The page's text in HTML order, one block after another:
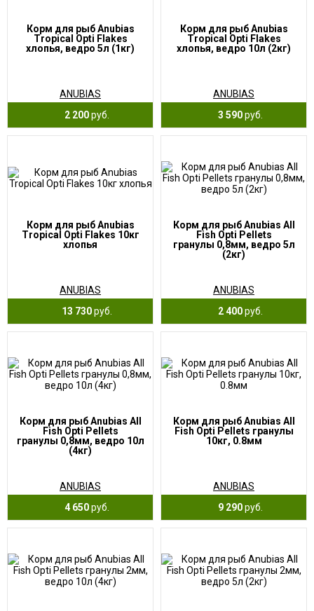
Корм для рыб Anubias
Tropical Opti Flakes
хлопья, ведро 5л (1кг)
ANUBIAS
2 200руб.
Корм для рыб Anubias
Tropical Opti Flakes
хлопья, ведро 10л (2кг)
ANUBIAS
3 590руб.
Корм для рыб Anubias
Tropical Opti Flakes 10кг
хлопья
ANUBIAS
13 730руб.
Корм для рыб Anubias All
Fish Opti Pellets
гранулы 0,8мм, ведро 5л
(2кг)
ANUBIAS
2 400руб.
Корм для рыб Anubias All
Fish Opti Pellets
гранулы 0,8мм, ведро 10л
(4кг)
ANUBIAS
4 650руб.
Корм для рыб Anubias All
Fish Opti Pellets гранулы
10кг, 0.8мм
ANUBIAS
9 290руб.